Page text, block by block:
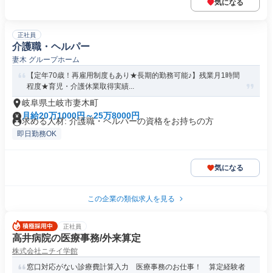
気になる
正社員
介護職・ヘルパー
妻木 グループホーム
【定年70歳！再雇用制度もあり★長期的勤務可能♪】残業月1時間
程度★育児・介護休業取得実績...
岐阜県土岐市妻木町
月給20万1000円～25万8000円
求める人材: 介護職・ヘルパーの資格をお持ちの方
即日勤務OK
気になる
この企業の類似求人を見る
正社員
高井病院の医療事務/外来算定
株式会社ニチイ学館
窓口対応がない診療費計算入力 医療事務のお仕事！ 算定経験者